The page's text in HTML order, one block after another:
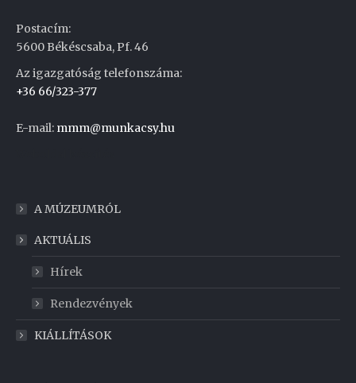
Postacím:
5600 Békéscsaba, Pf. 46
Az igazgatóság telefonszáma:
+36 66/323-377
E-mail: mmm@munkacsy.hu
A MÚZEUMRÓL
AKTUÁLIS
Hírek
Rendezvények
KIÁLLÍTÁSOK